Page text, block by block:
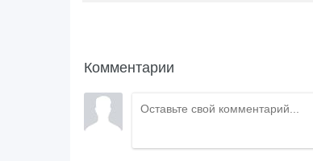
Комментарии